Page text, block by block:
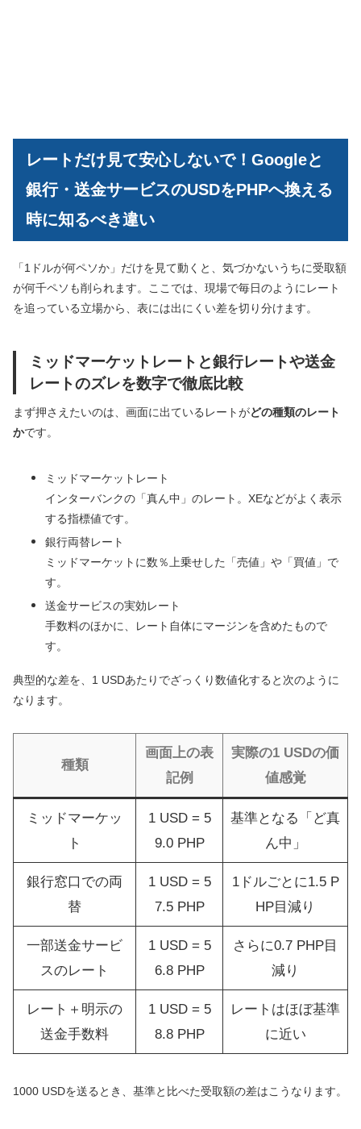
レートだけ見て安心しないで！Googleと
銀行・送金サービスのUSDをPHPへ換える
時に知るべき違い
「1ドルが何ペソか」だけを見て動くと、気づかないうちに受取額
が何千ペソも削られます。ここでは、現場で毎日のようにレート
を追っている立場から、表には出にくい差を切り分けます。
ミッドマーケットレートと銀行レートや送金
レートのズレを数字で徹底比較
まず押さえたいのは、画面に出ているレートがどの種類のレート
かです。
ミッドマーケットレート
インターバンクの「真ん中」のレート。XEなどがよく表示
する指標値です。
銀行両替レート
ミッドマーケットに数％上乗せした「売値」や「買値」で
す。
送金サービスの実効レート
手数料のほかに、レート自体にマージンを含めたもので
す。
典型的な差を、1 USDあたりでざっくり数値化すると次のように
なります。
種類
画面上の表
記例
実際の1 USDの価
値感覚
ミッドマーケッ
ト
1 USD = 5
9.0 PHP
基準となる「ど真
ん中」
銀行窓口での両
替
1 USD = 5
7.5 PHP
1ドルごとに1.5 P
HP目減り
一部送金サービ
スのレート
1 USD = 5
6.8 PHP
さらに0.7 PHP目
減り
レート＋明示の
送金手数料
1 USD = 5
8.8 PHP
レートはほぼ基準
に近い
1000 USDを送るとき、基準と比べた受取額の差はこうなります。